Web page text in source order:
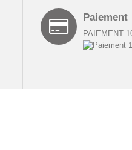
Paiement
PAIEMENT